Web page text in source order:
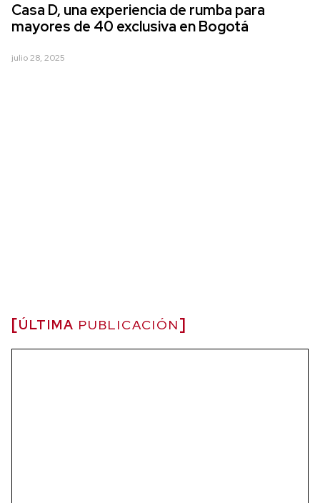
Casa D, una experiencia de rumba para
mayores de 40 exclusiva en Bogotá
julio 28, 2025
ÚLTIMA PUBLICACIÓN